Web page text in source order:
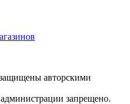
авторскими
запрещено.